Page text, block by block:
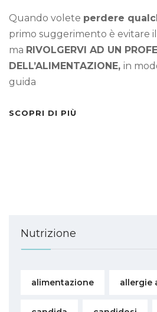
Quando volete perdere
primo suggerimento è evitare
ma RIVOLGERVI AD UN
DELL’ALIMENTAZIONE, in
guida
SCOPRI DI PIÙ
Nutrizione
alimentazione allergie